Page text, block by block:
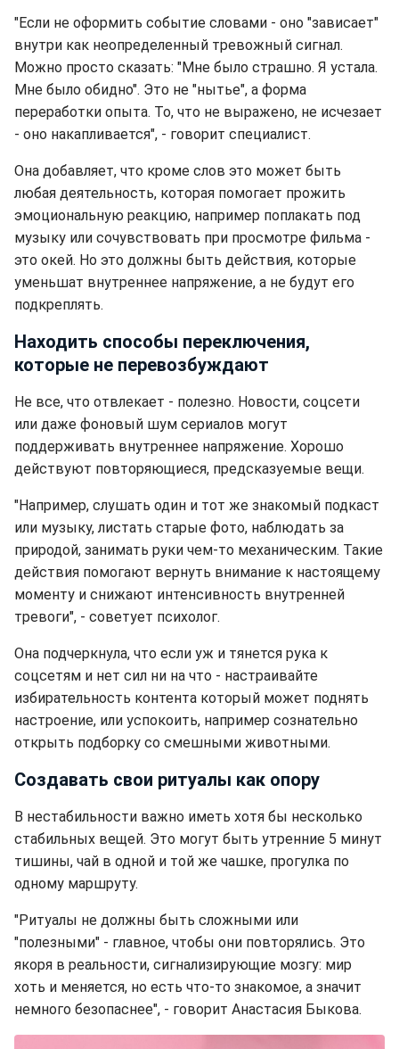
"Если не оформить событие словами - оно "зависает"
внутри как неопределенный тревожный сигнал.
Можно просто сказать: "Мне было страшно. Я устала.
Мне было обидно". Это не "нытье", а форма
переработки опыта. То, что не выражено, не исчезает
- оно накапливается", - говорит специалист.
Она добавляет, что кроме слов это может быть
любая деятельность, которая помогает прожить
эмоциональную реакцию, например поплакать под
музыку или сочувствовать при просмотре фильма -
это окей. Но это должны быть действия, которые
уменьшат внутреннее напряжение, а не будут его
подкреплять.
Находить способы переключения,
которые не перевозбуждают
Не все, что отвлекает - полезно. Новости, соцсети
или даже фоновый шум сериалов могут
поддерживать внутреннее напряжение. Хорошо
действуют повторяющиеся, предсказуемые вещи.
"Например, слушать один и тот же знакомый подкаст
или музыку, листать старые фото, наблюдать за
природой, занимать руки чем-то механическим. Такие
действия помогают вернуть внимание к настоящему
моменту и снижают интенсивность внутренней
тревоги", - советует психолог.
Она подчеркнула, что если уж и тянется рука к
соцсетям и нет сил ни на что - настраивайте
избирательность контента который может поднять
настроение, или успокоить, например сознательно
открыть подборку со смешными животными.
Создавать свои ритуалы как опору
В нестабильности важно иметь хотя бы несколько
стабильных вещей. Это могут быть утренние 5 минут
тишины, чай в одной и той же чашке, прогулка по
одному маршруту.
"Ритуалы не должны быть сложными или
"полезными" - главное, чтобы они повторялись. Это
якоря в реальности, сигнализирующие мозгу: мир
хоть и меняется, но есть что-то знакомое, а значит
немного безопаснее", - говорит Анастасия Быкова.